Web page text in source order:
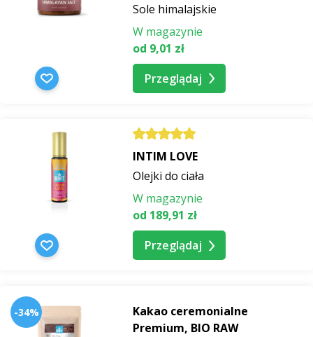
Sole himalajskie
W magazynie
od 9,01 zł
Przeglądaj
INTIM LOVE
Olejki do ciała
W magazynie
od 189,91 zł
Przeglądaj
-34%
Kakao ceremonialne
Premium, BIO RAW